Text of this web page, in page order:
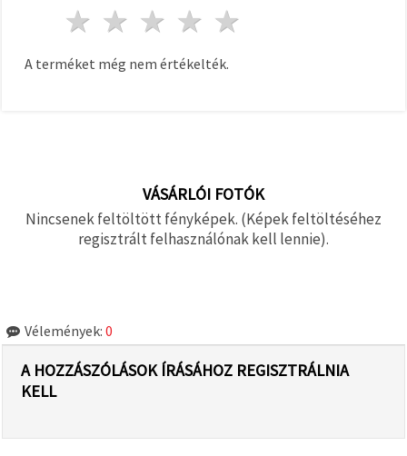
Beállítások
4 csillagok
3 csillagok
2 csillagok
1 csillag
A terméket még nem értékelték.
VÁSÁRLÓI FOTÓK
Nincsenek feltöltött fényképek. (Képek feltöltéséhez
regisztrált felhasználónak kell lennie).
Vélemények: 0
A HOZZÁSZÓLÁSOK ÍRÁSÁHOZ REGISZTRÁLNIA
KELL